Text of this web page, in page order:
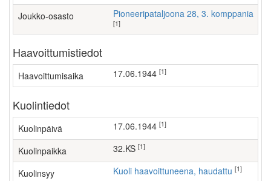
Joukko-osasto Pioneeripataljoona 28, 3. komppania
[1]
Haavoittumistiedot
Haavoittumisaika 17.06.1944 [1]
Kuolintiedot
Kuolinpäivä 17.06.1944 [1]
Kuolinpaikka 32.KS [1]
Kuolinsyy Kuoli haavoittuneena, haudattu [1]